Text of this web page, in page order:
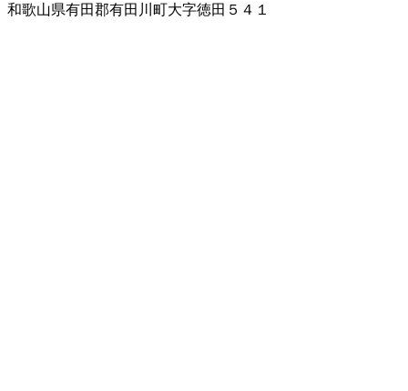
和歌山県有田郡有田川町大字徳田５４１